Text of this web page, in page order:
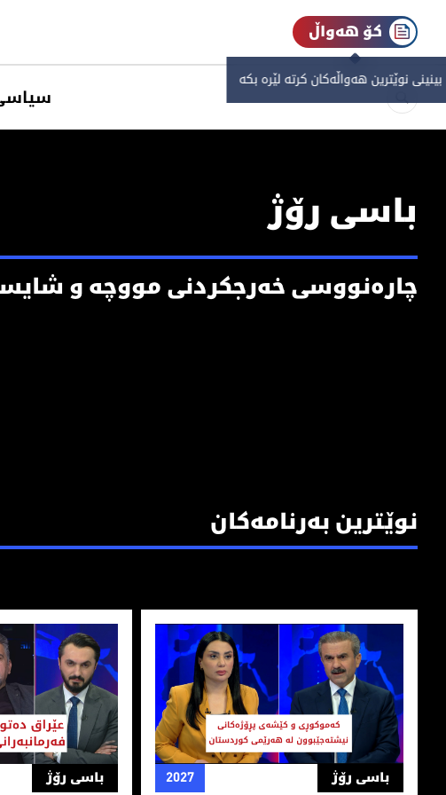
کۆ هەواڵ
نوێترین هەواڵەکان کرتە لێرە بکە
باسی رۆژ
چاره‌نووسی خه‌رجكردنی مووچه‌ و
نوێترین بەرنامەکان
كه‌موكوڕی و كێشه‌ی پڕۆژه‌كانی نیشته‌جێبوون له‌ هه‌رێمی
باسی رۆژ 2027 عێراق دەتوانێت
باسی رۆژ